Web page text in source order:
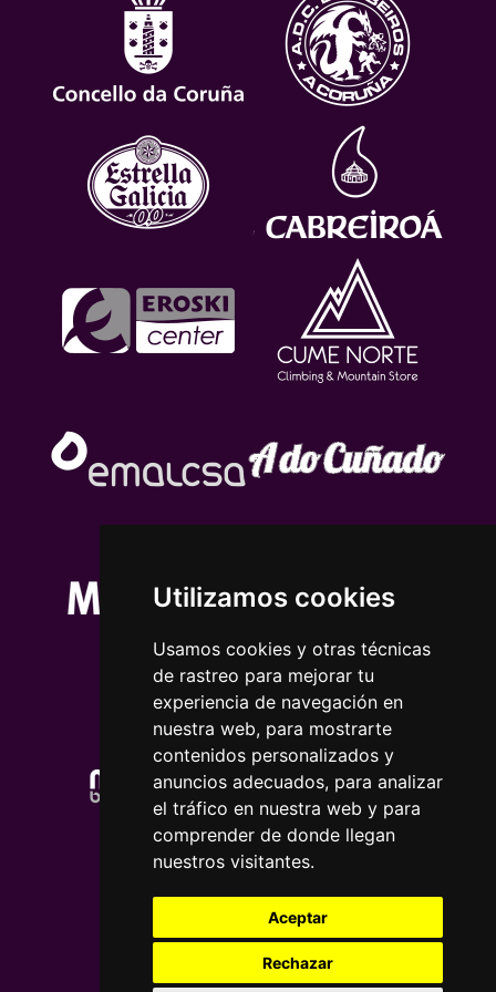
Utilizamos cookies
Usamos cookies y otras técnicas
de rastreo para mejorar tu
experiencia de navegación en
nuestra web, para mostrarte
contenidos personalizados y
anuncios adecuados, para analizar
el tráfico en nuestra web y para
comprender de donde llegan
nuestros visitantes.
Aceptar
Rechazar